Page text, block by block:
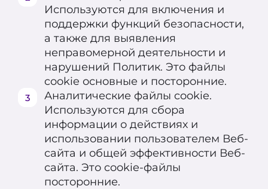
Используются для включения и
поддержки функций безопасности,
а также для выявления
неправомерной деятельности и
нарушений Политик. Это файлы
cookie основные и посторонние.
Аналитические файлы cookie.
Используются для сбора
информации о действиях и
использовании пользователем Веб-
сайта и общей эффективности Веб-
сайта. Это cookie-файлы
посторонние.